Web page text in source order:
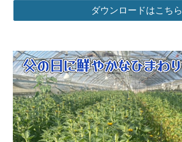
ダウンロードはこちら